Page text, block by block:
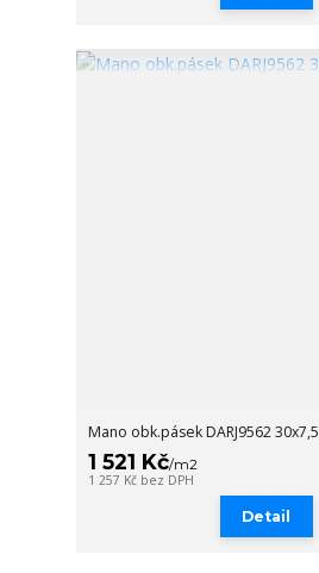
Mano obk.pásek DARJ9562 30x7,5
1 521 Kč/m2
1 257 Kč bez DPH
Detail